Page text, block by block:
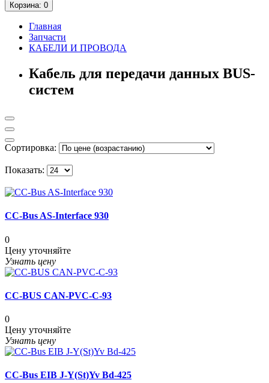
Корзина: 0
Главная
Запчасти
КАБЕЛИ И ПРОВОДА
Кабель для передачи данных BUS-
систем
Сортировка:
Показать:
CC-Bus AS-Interface 930
0
Цену уточняйте
Узнать цену
CC-BUS CAN-PVC-C-93
0
Цену уточняйте
Узнать цену
CC-Bus EIB J-Y(St)Yv Bd-425